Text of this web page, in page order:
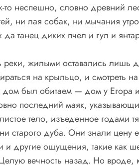
неспешно, словно древний
ни лая собак, ни мычания
танец диких пчел и гул и
реки, жилыми оставались
на крыльцо, и смотреть
был обитаем — дом у
последний маяк,
тело, изъеденное годами
старого дуба. Они знали цену
другие ощущения, такие как
вечность назад. Но вроде,